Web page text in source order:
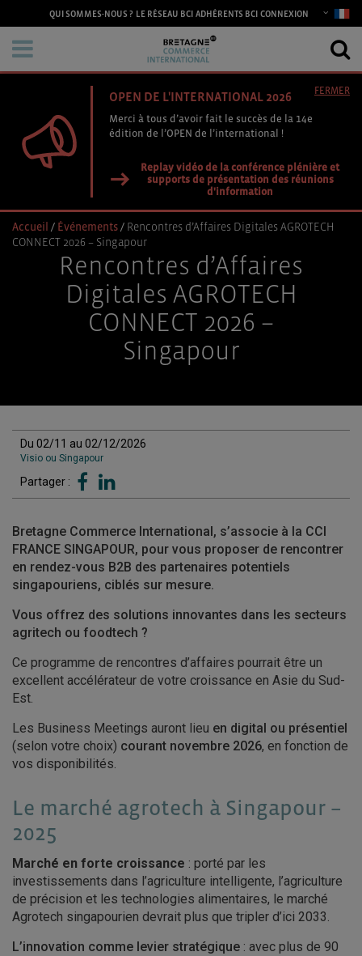
QUI SOMMES-NOUS ? LE RÉSEAU BCI ADHÉRENTS BCI CONNEXION
OPEN DE L'INTERNATIONAL 2026
Merci à tous d’avoir fait le succès de la 14e
édition de l’OPEN de l’international !
Replay vidéo de la conférence plénière et
supports de présentation des réunions
d'information
FERMER
Accueil / Événements/ Rencontres d’Affaires Digitales AGROTECH
CONNECT 2026 – Singapour
Rencontres d’Affaires
Digitales AGROTECH
CONNECT 2026 –
Singapour
Du 02/11 au 02/12/2026
Visio ou Singapour
Partager :
Bretagne Commerce International, s’associe à la CCI
FRANCE SINGAPOUR, pour vous proposer de rencontrer
en rendez-vous B2B des partenaires potentiels
singapouriens, ciblés sur mesure.
Vous offrez des solutions innovantes dans les secteurs
agritech ou foodtech ?
Ce programme de rencontres d’affaires pourrait être un
excellent accélérateur de votre croissance en Asie du Sud-
Est.
Les Business Meetings auront lieu en digital ou présentiel
(selon votre choix) courant novembre 2026, en fonction de
vos disponibilités.
Le marché agrotech à Singapour –
2025
Marché en forte croissance : porté par les
investissements dans l’agriculture intelligente, l’agriculture
de précision et les technologies alimentaires, le marché
Agrotech singapourien devrait plus que tripler d’ici 2033.
L’innovation comme levier stratégique : avec plus de 90